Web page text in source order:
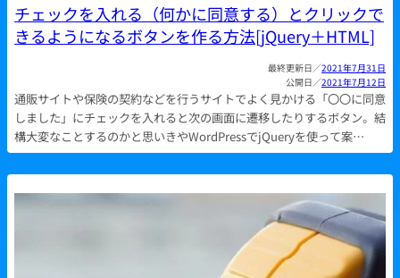
チェックを入れる（何かに同意する）とクリックで
きるようになるボタンを作る方法[jQuery＋HTML]
2021年7月31日
2021年7月12日
通販サイトや保険の契約などを行うサイトでよく見かける「〇〇に同意
しました」にチェックを入れると次の画面に遷移したりするボタン。結
構大変なことするのかと思いきやWordPressでjQueryを使って案…